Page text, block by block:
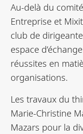
Au-delà du
Entreprise et
club de
espace
réussites en
organisations.
Les travaux du
Marie-Christine
Mazars pour la